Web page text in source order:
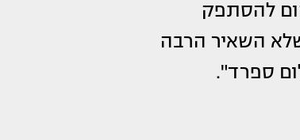
ובמקום להסתפק
השאיר הרבה
ספרד".